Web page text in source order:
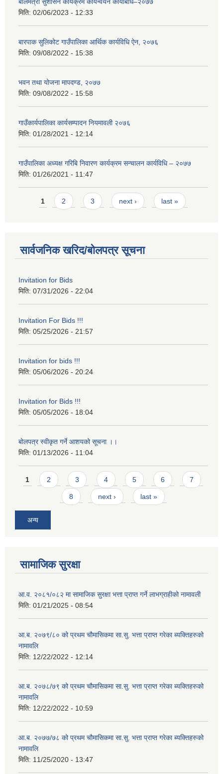
मिति: 02/06/2023 - 12:33
बारपाक सुलिकोट गाउँपालिका आर्थिक कार्यविधि ऐन, २०७६
मिति: 09/08/2022 - 15:38
भवन तथा योजना मापदण्ड, २०७७
मिति: 09/08/2022 - 15:58
गाउँकार्यपालिका कार्यसम्पादन नियमावली २०७६
मिति: 01/28/2021 - 12:14
गाउँपालिका अध्यक्ष गरिबि निवारण कार्यक्रम सन्चालन कार्यविधि – २०७७
मिति: 01/26/2021 - 11:47
Pages
1 2 3 next › last »
सार्वजनिक खरिद/बोलपत्र सूचना
Invitation for Bids
मिति: 07/31/2026 - 22:04
Invitation For Bids !!!
मिति: 05/25/2026 - 21:57
Invitation for bids !!!
मिति: 05/06/2026 - 20:24
Invitation for Bids !!!
मिति: 05/05/2026 - 18:04
बोलपत्र स्वीकृत गर्ने आशयको सूचना ।।
मिति: 01/13/2026 - 11:04
Pages
1 2 3 4 5 6 7
8 next › last »
अन्य
सामाजिक सुरक्षा
आ.व. २०८१/०८२ मा सामाजिक सुरक्षा भत्ता प्राप्त गर्ने लाभग्राहीको नामावली
मिति: 01/21/2025 - 08:54
आ.ब. २०७९/८० को प्रथम चौमासिकमा सा.सु. भत्ता प्राप्त गरेका ब्यक्तिहरुको
नामावलि
मिति: 12/22/2022 - 12:14
आ.ब. २०७८/७९ को प्रथम चौमासिकमा सा.सु. भत्ता प्राप्त गरेका ब्यक्तिहरुको
नामावलि
मिति: 12/22/2022 - 10:59
आ.ब. २०७७/७८ को प्रथम चौमासिकमा सा.सु. भत्ता प्राप्त गरेका ब्यक्तिहरुको
नामावलि
मिति: 11/25/2020 - 13:47